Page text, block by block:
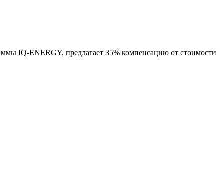
IQ-ENERGY, предлагает 35% компенсацию от стоимости